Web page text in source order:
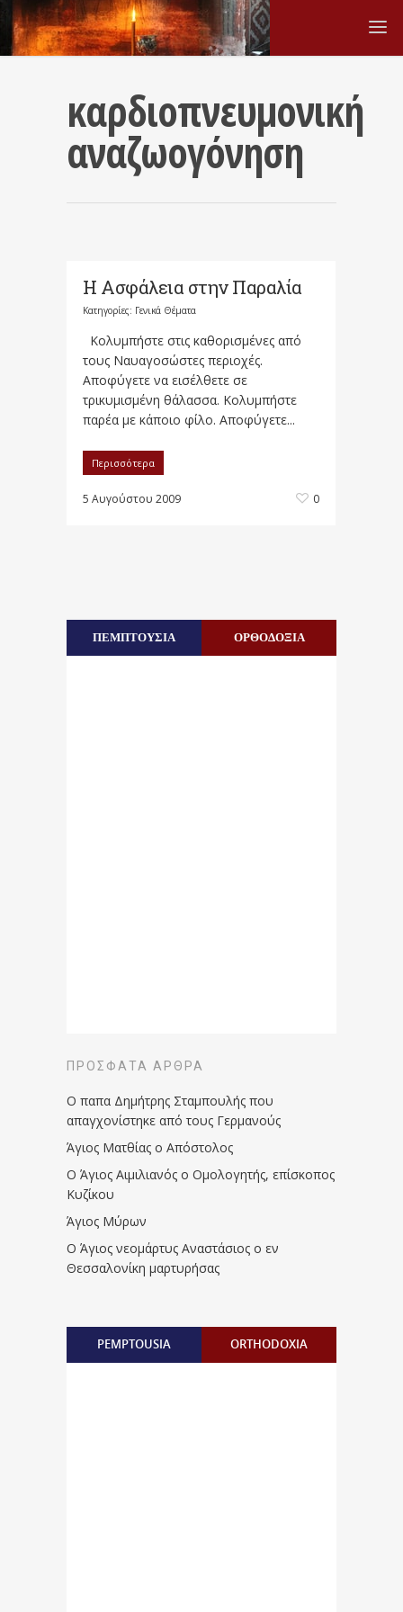
καρδιοπνευμονική
αναζωογόνηση
Η Ασφάλεια στην Παραλία
Κατηγορίες: Γενικά Θέματα
Κολυμπήστε στις καθορισμένες από
τους Ναυαγοσώστες περιοχές.
Αποφύγετε να εισέλθετε σε
τρικυμισμένη θάλασσα. Κολυμπήστε
παρέα με κάποιο φίλο. Αποφύγετε...
Περισσότερα
5 Αυγούστου 2009 0
ΠΕΜΠΤΟΥΣΙΑ ΟΡΘΟΔΟΞΙΑ
ΠΡΌΣΦΑΤΑ ΆΡΘΡΑ
Ο παπα Δημήτρης Σταμπουλής που
απαγχονίστηκε από τους Γερμανούς
Άγιος Ματθίας ο Απόστολος
Ο Άγιος Αιμιλιανός ο Ομολογητής, επίσκοπος
Κυζίκου
Άγιος Μύρων
Ο Άγιος νεομάρτυς Αναστάσιος ο εν
Θεσσαλονίκη μαρτυρήσας
PEMPTOUSIA ORTHODOXIA